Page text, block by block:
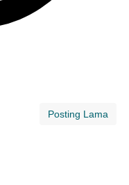
Posting Lama